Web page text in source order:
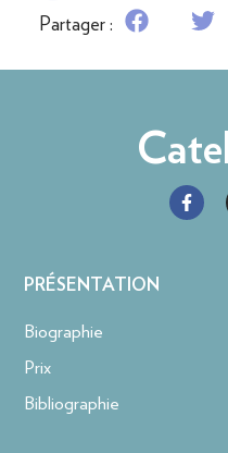
Partager :
Catel
PRÉSENTATION
Biographie
Prix
Bibliographie